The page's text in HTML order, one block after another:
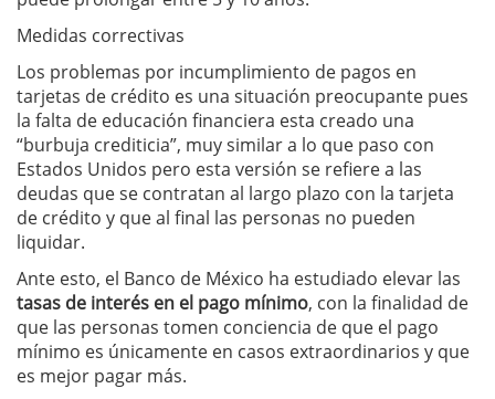
Medidas correctivas
Los problemas por incumplimiento de pagos en
tarjetas de crédito es una situación preocupante pues
la falta de educación financiera esta creado una
“burbuja crediticia”, muy similar a lo que paso con
Estados Unidos pero esta versión se refiere a las
deudas que se contratan al largo plazo con la tarjeta
de crédito y que al final las personas no pueden
liquidar.
Ante esto, el Banco de México ha estudiado elevar las
tasas de interés en el pago mínimo, con la finalidad de
que las personas tomen conciencia de que el pago
mínimo es únicamente en casos extraordinarios y que
es mejor pagar más.